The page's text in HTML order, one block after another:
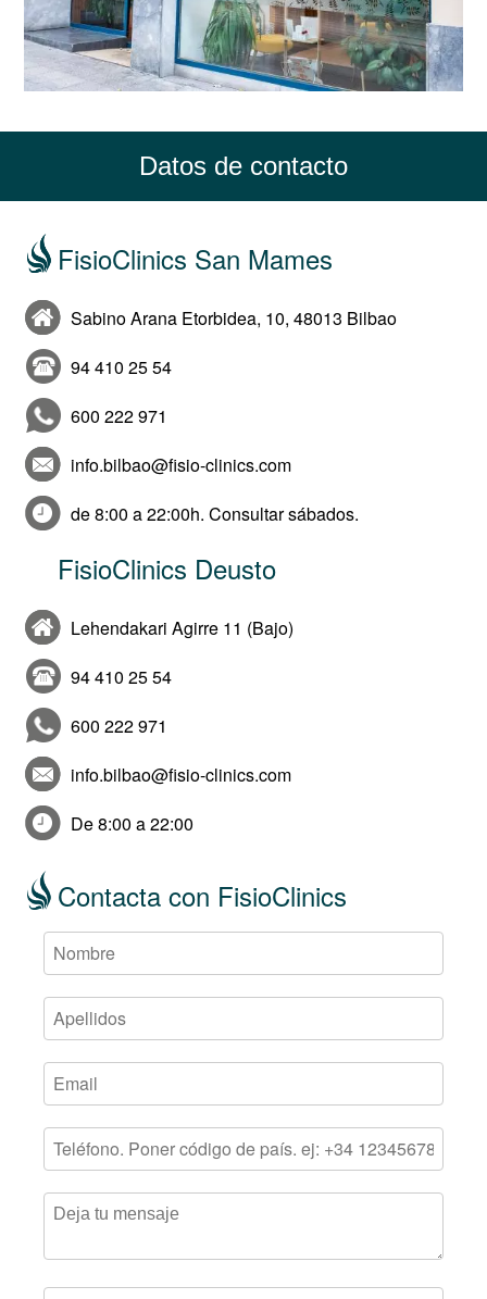
Datos de contacto
FisioClinics San Mames
Sabino Arana Etorbidea, 10, 48013 Bilbao
94 410 25 54
600 222 971
info.bilbao@fisio-clinics.com
de 8:00 a 22:00h. Consultar sábados.
FisioClinics Deusto
Lehendakari Agirre 11 (Bajo)
94 410 25 54
600 222 971
info.bilbao@fisio-clinics.com
De 8:00 a 22:00
Contacta con FisioClinics